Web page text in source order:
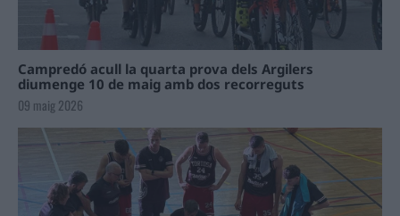
Campredó acull la quarta prova dels Argilers
diumenge 10 de maig amb dos recorreguts
09 maig 2026